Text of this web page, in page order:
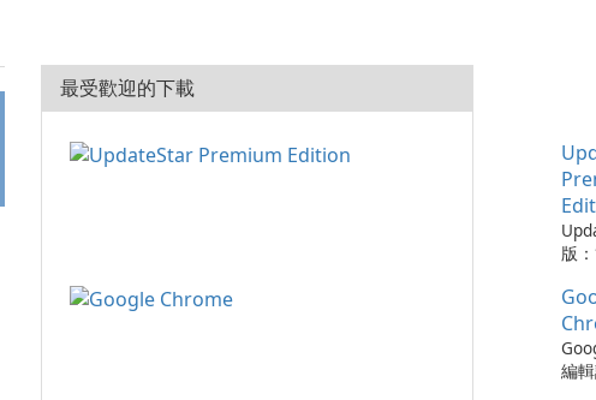
最受歡迎的下載
版
版
工
的
編